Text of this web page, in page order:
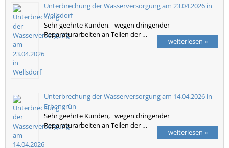
Unterbrechung der Wasserversorgung am 23.04.2026 in
Wellsdorf
Sehr geehrte Kunden, wegen dringender
Reparaturarbeiten an Teilen der …
weiterlesen »
Unterbrechung der Wasserversorgung am 14.04.2026 in
Erbengrün
Sehr geehrte Kunden, wegen dringender
Reparaturarbeiten an Teilen der …
weiterlesen »